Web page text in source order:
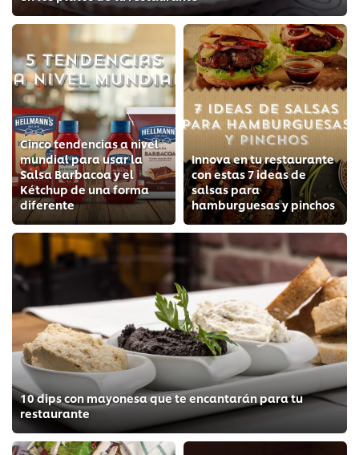
Cinco tendencias a nivel
mundial para usar la
Salsa Barbacoa y el
Kétchup de una forma
diferente
Innova en tu restaurante
con estas 7 ideas de
salsas para
hamburguesas y pinchos
10 dips con mayonesa que te encantarán para tu
restaurante